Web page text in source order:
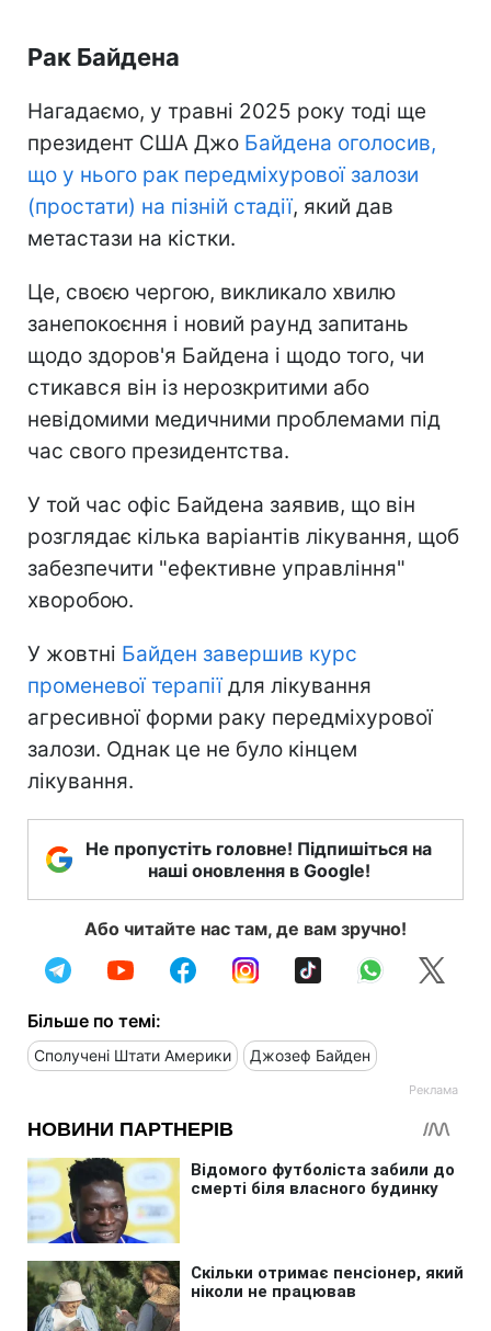
Рак Байдена
Нагадаємо, у травні 2025 року тоді ще
президент США Джо Байдена оголосив,
що у нього рак передміхурової залози
(простати) на пізній стадії, який дав
метастази на кістки.
Це, своєю чергою, викликало хвилю
занепокоєння і новий раунд запитань
щодо здоров'я Байдена і щодо того, чи
стикався він із нерозкритими або
невідомими медичними проблемами під
час свого президентства.
У той час офіс Байдена заявив, що він
розглядає кілька варіантів лікування, щоб
забезпечити "ефективне управління"
хворобою.
У жовтні Байден завершив курс
променевої терапіїдля лікування
агресивної форми раку передміхурової
залози. Однак це не було кінцем
лікування.
Не пропустіть головне! Підпишіться на
наші оновлення в Google!
Або читайте нас там, де вам зручно!
Більше по темі:
Сполучені Штати Америки Джозеф Байден